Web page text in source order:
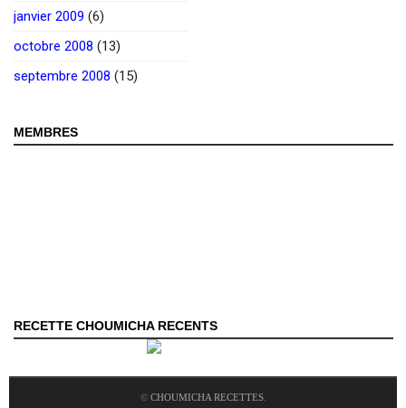
janvier 2009 (6)
octobre 2008 (13)
septembre 2008 (15)
MEMBRES
RECETTE CHOUMICHA RECENTS
© CHOUMICHA RECETTES.